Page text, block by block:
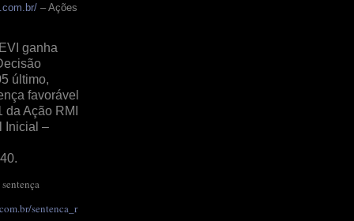
– Ações
ganha
último,
favorável
da Ação RMI
Inicial –
sentenca_r